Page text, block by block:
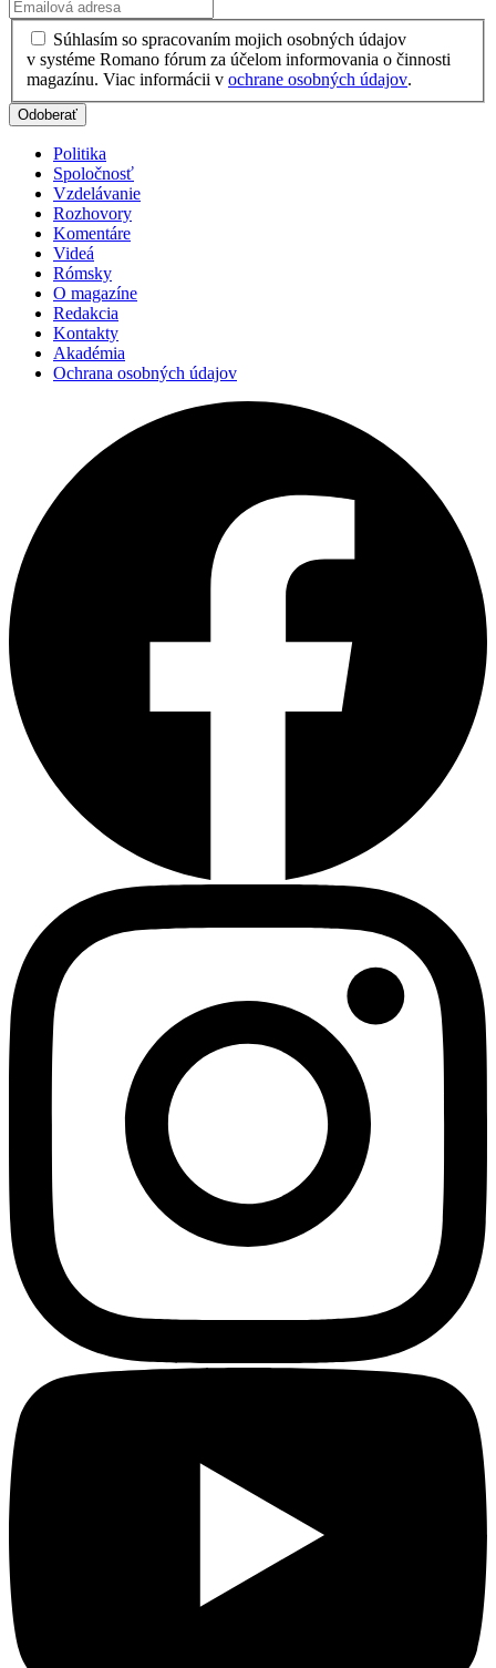
Súhlasím so spracovaním mojich osobných údajov
v systéme Romano fórum za účelom informovania o činnosti
magazínu. Viac informácii v ochrane osobných údajov.
Politika
Spoločnosť
Vzdelávanie
Rozhovory
Komentáre
Videá
Rómsky
O magazíne
Redakcia
Kontakty
Akadémia
Ochrana osobných údajov